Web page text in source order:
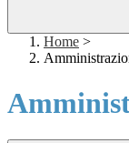
Home >